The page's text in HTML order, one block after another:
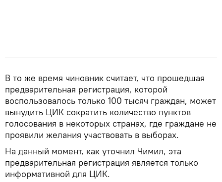
В то же время чиновник считает, что прошедшая
предварительная регистрация, которой
воспользовалось только 100 тысяч граждан, может
вынудить ЦИК сократить количество пунктов
голосования в некоторых странах, где граждане не
проявили желания участвовать в выборах.
На данный момент, как уточнил Чимил, эта
предварительная регистрация является только
информативной для ЦИК.